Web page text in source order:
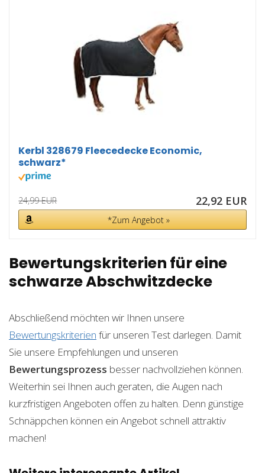
Kerbl 328679 Fleecedecke Economic,
schwarz*
24,99 EUR 22,92 EUR
*Zum Angebot »
Bewertungskriterien für eine
schwarze Abschwitzdecke
Abschließend möchten wir Ihnen unsere
Bewertungskriterien für unseren Test darlegen. Damit
Sie unsere Empfehlungen und unseren
Bewertungsprozess besser nachvollziehen können.
Weiterhin sei Ihnen auch geraten, die Augen nach
kurzfristigen Angeboten offen zu halten. Denn günstige
Schnäppchen können ein Angebot schnell attraktiv
machen!